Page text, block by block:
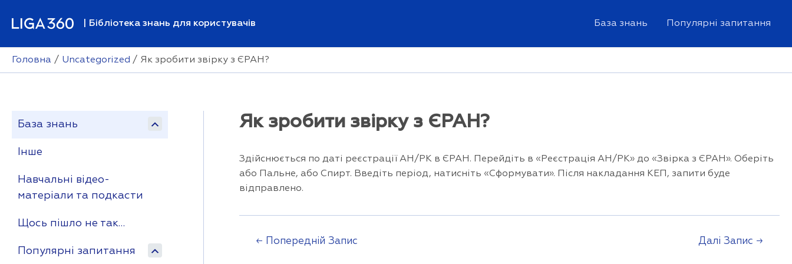
| Бібліотека знань для користувачів База знань Популярні запитання
Головна Uncategorized Як зробити звірку з ЄРАН?
База знань
Інше
Навчальні відео-
матеріали та подкасти
Щось пішло не так…
Популярні запитання
Як зробити звірку з ЄРАН?
Здійснюється по даті реєстрації АН/РК в ЄРАН. Перейдіть в «Реєстрація АН/РК» до «Звірка з ЄРАН». Оберіть
або Пальне, або Спирт. Введіть період, натисніть «Сформувати». Після накладання КЕП, запити буде
відправлено.
Навігація
← Попередній Запис Далі Запис →